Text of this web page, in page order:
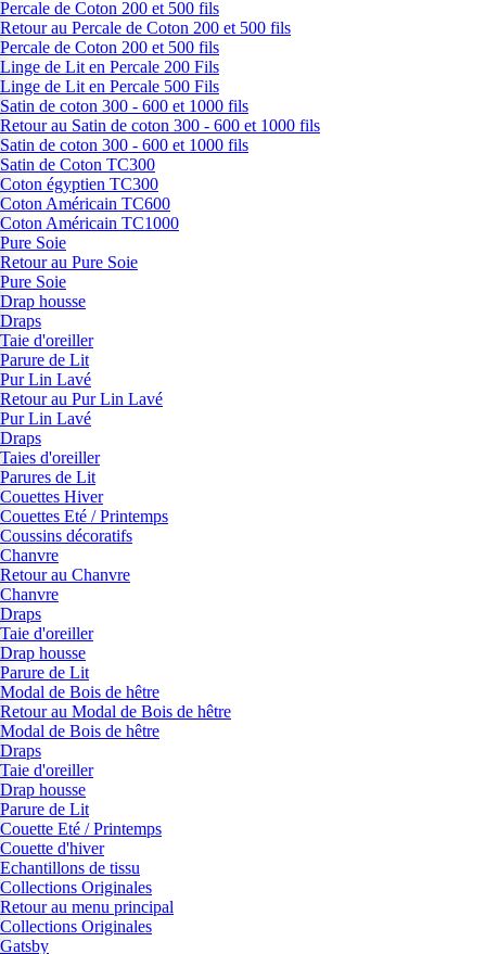
Percale de Coton 200 et 500 fils
Retour au Percale de Coton 200 et 500 fils
Percale de Coton 200 et 500 fils
Linge de Lit en Percale 200 Fils
Linge de Lit en Percale 500 Fils
Satin de coton 300 - 600 et 1000 fils
Retour au Satin de coton 300 - 600 et 1000 fils
Satin de coton 300 - 600 et 1000 fils
Satin de Coton TC300
Coton égyptien TC300
Coton Américain TC600
Coton Américain TC1000
Pure Soie
Retour au Pure Soie
Pure Soie
Drap housse
Draps
Taie d'oreiller
Parure de Lit
Pur Lin Lavé
Retour au Pur Lin Lavé
Pur Lin Lavé
Draps
Taies d'oreiller
Parures de Lit
Couettes Hiver
Couettes Eté / Printemps
Coussins décoratifs
Chanvre
Retour au Chanvre
Chanvre
Draps
Taie d'oreiller
Drap housse
Parure de Lit
Modal de Bois de hêtre
Retour au Modal de Bois de hêtre
Modal de Bois de hêtre
Draps
Taie d'oreiller
Drap housse
Parure de Lit
Couette Eté / Printemps
Couette d'hiver
Echantillons de tissu
Collections Originales
Retour au menu principal
Collections Originales
Gatsby